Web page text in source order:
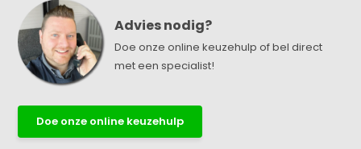
Advies nodig?
Doe onze online keuzehulp of bel direct
met een specialist!
Doe onze online keuzehulp